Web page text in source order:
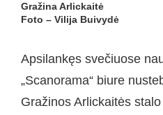
Gražina Arlickaitė
Foto – Vilija Buivydė
Apsilankęs svečiuose
„Scanorama“ biure
Gražinos Arlickaitės